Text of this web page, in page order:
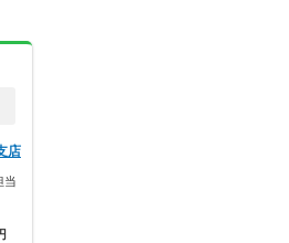
店
当